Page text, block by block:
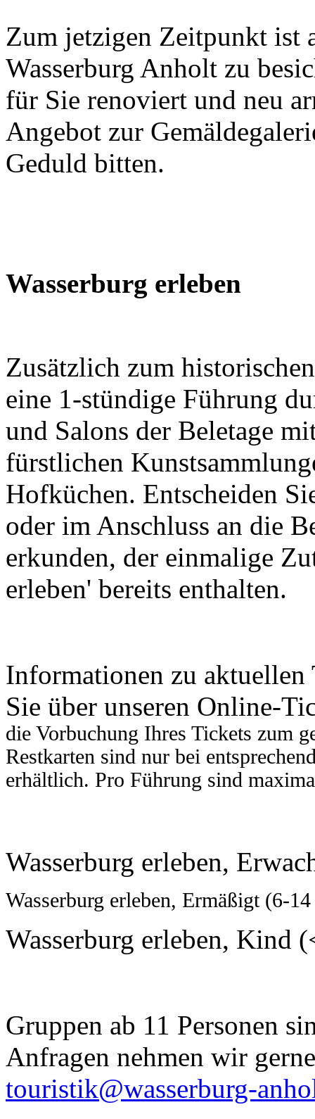
Zum jetzigen Zeitpunkt ist
Wasserburg Anholt zu
für Sie renoviert und neu
Angebot zur
Geduld bitten.
Wasserburg erleben
Zusätzlich zum
eine 1-stündige Führung
und Salons der Beletage
fürstlichen
Hofküchen. Entscheiden
oder im Anschluss an die
erkunden, der einmalige
erleben' bereits enthalten.
Informationen zu aktuellen
Sie über unseren Online-
die Vorbuchung Ihres Tickets zum
Restkarten sind nur bei
erhältlich. Pro Führung sind
Wasserburg erleben,
Wasserburg erleben, Ermäßigt (6-
Wasserburg erleben, Kind
Gruppen ab 11 Personen
Anfragen nehmen wir
touristik@wasserburg-